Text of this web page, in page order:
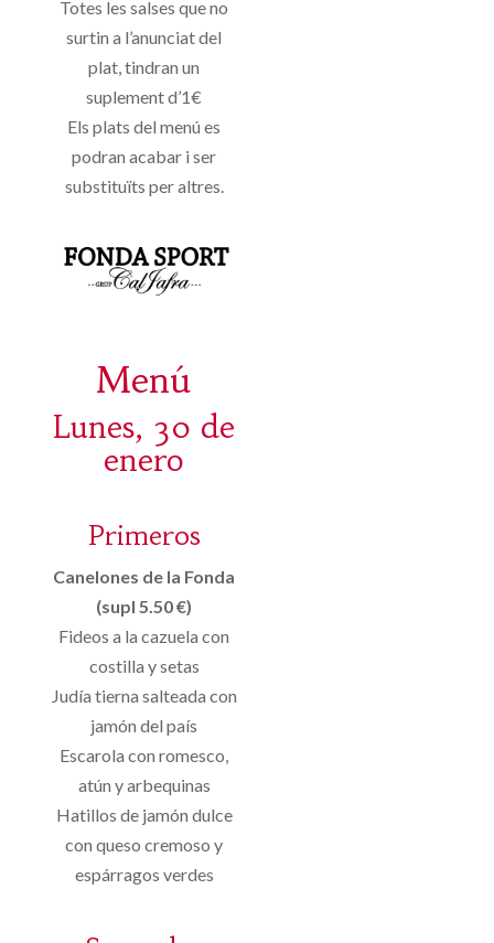
Totes les salses que no
surtin a l’anunciat del
plat, tindran un
suplement d’1€
Els plats del menú es
podran acabar i ser
substituïts per altres.
Menú
Lunes, 30 de
enero
Primeros
Canelones de la Fonda
(supl 5.50 €)
Fideos a la cazuela con
costilla y setas
Judía tierna salteada con
jamón del país
Escarola con romesco,
atún y arbequinas
Hatillos de jamón dulce
con queso cremoso y
espárragos verdes